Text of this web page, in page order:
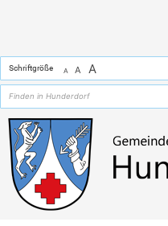
Schriftgröße A A A